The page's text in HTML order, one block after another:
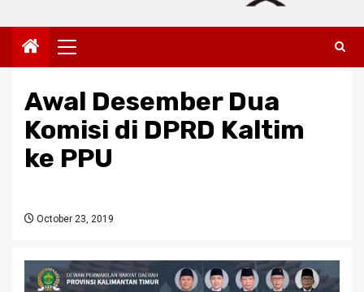
Primary
Menu
Awal Desember Dua
Komisi di DPRD Kaltim
ke PPU
October 23, 2019